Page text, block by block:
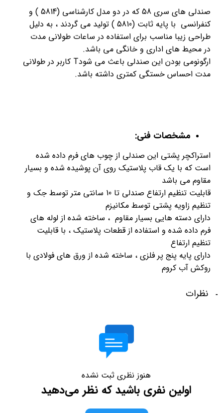
صندلی های سری 58 که در دو مدل کارشناسی (5814 ) و
کنفرانسی با پایه ثابت (5810 ) تولید می گردند ، به دلیل
طراحی زیبا مناسب برای استفاده در ساعات طولانی مدت
در محیط های اداری و خانگی می باشد.
ارگونومی بودن این صندلی باعث می شودT کاربر در طولانی
مدت احساس خستگی کمتری داشته باشد.
مشخصات فنی:
استراکچر پشتی این صندلی از چوب های فرم داده شده
است که با یک قاب پلاستیک روی آن پوشیده شده و بسیار
مقاوم می باشد
قابلیت تنظیم ارتفاع صندلی تا 10 سانتی متر توسط جک و
تنظیم زاویه پشتی توسط مکانیزم
دارای دسته هایی بسیار مقاوم ، ساخته شده از لوله های
فرم داده شده و استفاده از قطعات پلاستیک ، با قابلیت
تنظیم ارتفاع
دارای پایه پنج پر فلزی ، ساخته شده از ورق های فولادی با
روکش آب کروم
نظرات
هنوز نظری ثبت نشده
اولین نفری باشید که نظر می‌دهید